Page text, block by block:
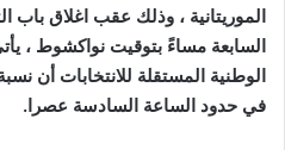
الموريتانية ، وذلك عقب اغلاق
السابعة مساءً بتوقيت نواكشوط ،
في حدود الساعة السادسة عصرا.